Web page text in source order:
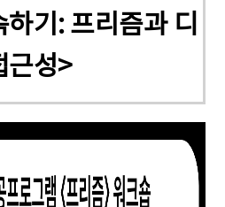
하기: 프리즘과 디
근성>